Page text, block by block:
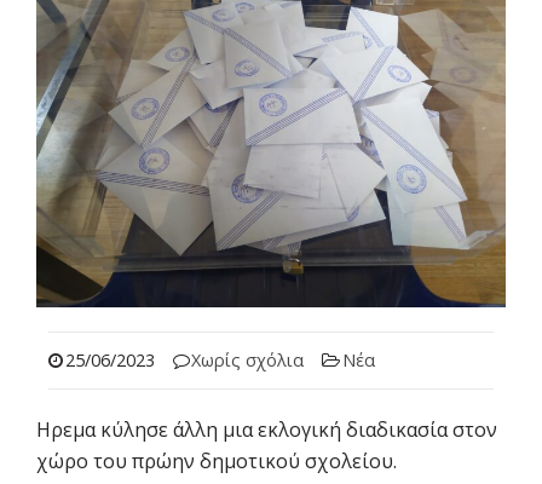
25/06/2023 Χωρίς σχόλια Νέα
Ηρεμα κύλησε άλλη μια εκλογική διαδικασία στον
χώρο του πρώην δημοτικού σχολείου.